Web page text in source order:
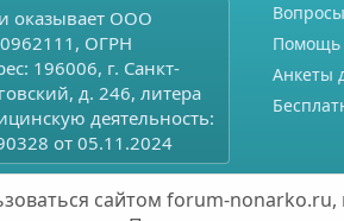
оказывает ООО
ОГРН
196006, г. Санкт-
д. 246, литера
деятельность:
от 05.11.2024
Помощь
Анкеты
сайтом forum-